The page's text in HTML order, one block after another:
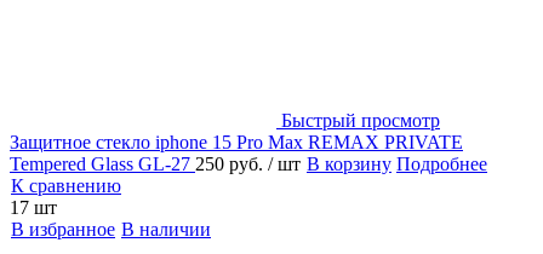
Быстрый просмотр
Защитное стекло iphone 15 Pro Max REMAX PRIVATE
Tempered Glass GL-27 250 руб. / шт В корзину Подробнее
К сравнению
17 шт
В избранное В наличии